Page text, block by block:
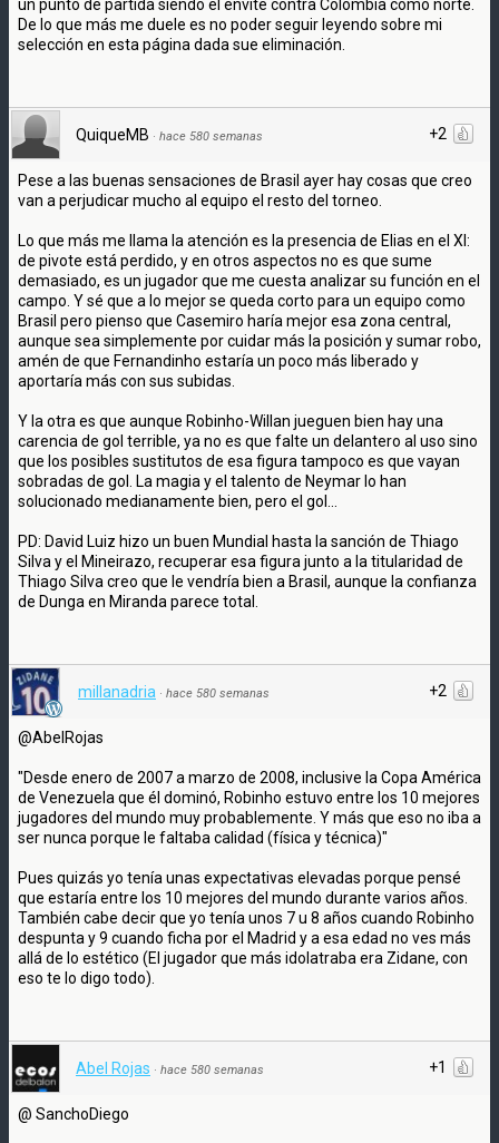
un punto de partida siendo el envite contra Colombia como norte.
De lo que más me duele es no poder seguir leyendo sobre mi
selección en esta página dada sue eliminación.
+2
QuiqueMB · hace 580 semanas
Pese a las buenas sensaciones de Brasil ayer hay cosas que creo
van a perjudicar mucho al equipo el resto del torneo.
Lo que más me llama la atención es la presencia de Elias en el XI:
de pivote está perdido, y en otros aspectos no es que sume
demasiado, es un jugador que me cuesta analizar su función en el
campo. Y sé que a lo mejor se queda corto para un equipo como
Brasil pero pienso que Casemiro haría mejor esa zona central,
aunque sea simplemente por cuidar más la posición y sumar robo,
amén de que Fernandinho estaría un poco más liberado y
aportaría más con sus subidas.
Y la otra es que aunque Robinho-Willan jueguen bien hay una
carencia de gol terrible, ya no es que falte un delantero al uso sino
que los posibles sustitutos de esa figura tampoco es que vayan
sobradas de gol. La magia y el talento de Neymar lo han
solucionado medianamente bien, pero el gol...
PD: David Luiz hizo un buen Mundial hasta la sanción de Thiago
Silva y el Mineirazo, recuperar esa figura junto a la titularidad de
Thiago Silva creo que le vendría bien a Brasil, aunque la confianza
de Dunga en Miranda parece total.
+2
millanadria · hace 580 semanas
@AbelRojas
"Desde enero de 2007 a marzo de 2008, inclusive la Copa América
de Venezuela que él dominó, Robinho estuvo entre los 10 mejores
jugadores del mundo muy probablemente. Y más que eso no iba a
ser nunca porque le faltaba calidad (física y técnica)"
Pues quizás yo tenía unas expectativas elevadas porque pensé
que estaría entre los 10 mejores del mundo durante varios años.
También cabe decir que yo tenía unos 7 u 8 años cuando Robinho
despunta y 9 cuando ficha por el Madrid y a esa edad no ves más
allá de lo estético (El jugador que más idolatraba era Zidane, con
eso te lo digo todo).
+1
Abel Rojas · hace 580 semanas
@ SanchoDiego